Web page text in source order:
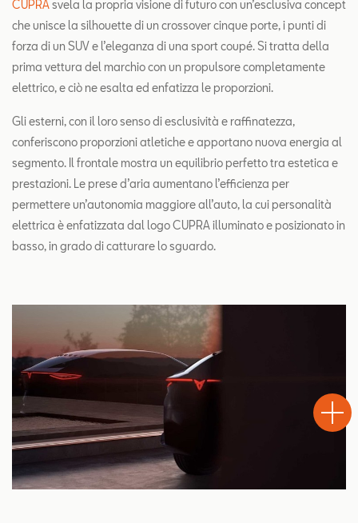
CUPRAsvela la propria visione di futuro con un’esclusiva concept
che unisce la silhouette di un crossover cinque porte, i punti di
forza di un SUV e l’eleganza di una sport coupé. Si tratta della
prima vettura del marchio con un propulsore completamente
elettrico, e ciò ne esalta ed enfatizza le proporzioni.
Gli esterni, con il loro senso di esclusività e raffinatezza,
conferiscono proporzioni atletiche e apportano nuova energia al
segmento. Il frontale mostra un equilibrio perfetto tra estetica e
prestazioni. Le prese d’aria aumentano l’efficienza per
permettere un’autonomia maggiore all’auto, la cui personalità
elettrica è enfatizzata dal logo CUPRA illuminato e posizionato in
basso, in grado di catturare lo sguardo.
Drive
Chiama